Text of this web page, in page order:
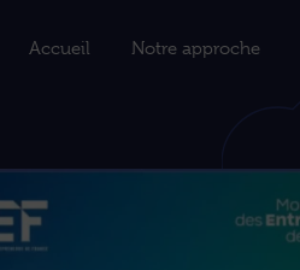
Accueil Notre approche